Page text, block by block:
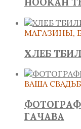
МАГАЗИНЫ,
ХЛЕБ
ВАША
ГАЧАВА